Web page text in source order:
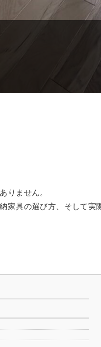
りません。
家具の選び方、そして実